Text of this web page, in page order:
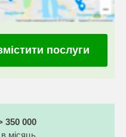
послуги
350 000
в місяць